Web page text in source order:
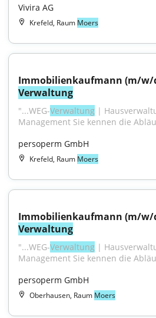
Vivira AG
Krefeld, Raum Moers
Immobilienkaufmann (m/w/
Verwaltung
"...WEG-Verwaltung |
Management Sie kennen die
persoperm GmbH
Krefeld, Raum Moers
Immobilienkaufmann (m/w/
Verwaltung
"...WEG-Verwaltung |
Management Sie kennen die
persoperm GmbH
Oberhausen, Raum Moers